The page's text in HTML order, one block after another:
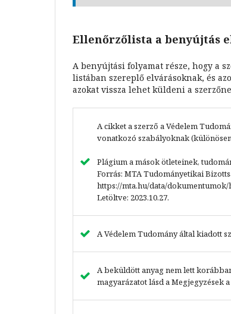
Ellenőrzőlista a benyújtás
A benyújtási folyamat része, hogy a
listában szereplő elvárásoknak, és
azokat vissza lehet küldeni a
A cikket a szerző a Védelem
vonatkozó szabályoknak
Plágium a mások ötleteinek,
Forrás: MTA Tudományetikai
https://mta.hu/data/
Letöltve: 2023.10.27.
A Védelem Tudomány által kiadott
A beküldött anyag nem lett
magyarázatot lásd a Megjegyzések